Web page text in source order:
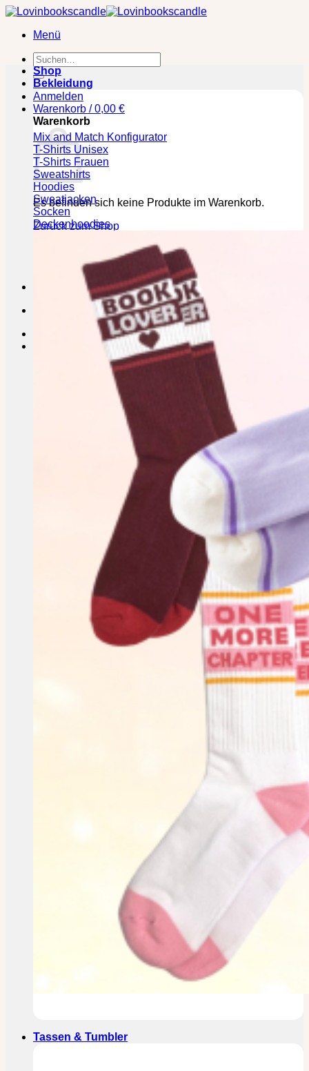
Zum
springenMenü
Suchen
nach:
Anmelden
Warenkorb /0,00 €
Warenkorb
Es befinden sich keine Produkte im Warenkorb.
Zurück zum Shop
🕒 Die jeweilige Lieferzeit bitte den Produktseiten
entnehmen!
Shop
Bekleidung
Mix and Match Konfigurator
T-Shirts Unisex
T-Shirts Frauen
Sweatshirts
Hoodies
Sweatjacken
Socken
Deckenhoodies
Tassen & Tumbler